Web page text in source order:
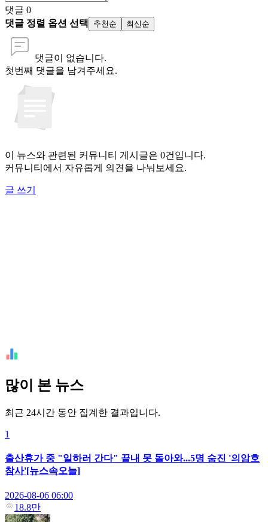
댓글 0
댓글 정렬 옵션 선택
추천순 최신순
댓글이 없습니다.
첫번째 댓글을 남겨주세요.
이 뉴스와 관련된 커뮤니티 게시글은 0건입니다.
커뮤니티에서 자유롭게 의견을 나눠보세요.
글 쓰기
많이 본 뉴스
최근 24시간 동안 집계한 결과입니다.
1
출산휴가 중 "일하러 간다" 끝내 못 돌아와...5명 숨진 '의암호
참사'[뉴스속오늘]
2026-08-06 06:00
18.8만